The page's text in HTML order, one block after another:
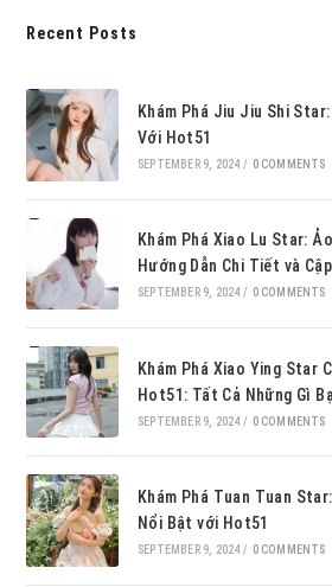
Recent Posts
Khám Phá Jiu Jiu Shi
Với Hot51
SEPTEMBER 9, 2024 / 0 COMMENTS
Khám Phá Xiao Lu Star:
Hướng Dẫn Chi Tiết và
SEPTEMBER 9, 2024 / 0 COMMENTS
Khám Phá Xiao Ying Star
Hot51: Tất Cả Những Gì
SEPTEMBER 9, 2024 / 0 COMMENTS
Khám Phá Tuan Tuan
Nổi Bật với Hot51
SEPTEMBER 9, 2024 / 0 COMMENTS